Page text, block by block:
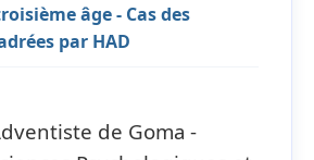
âge - Cas des
par HAD
de Goma -